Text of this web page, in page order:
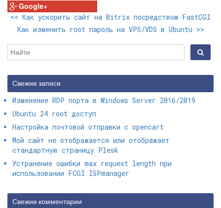
Google+
<< Как ускорить сайт на Bitrix посредством FastCGI
Как изменить root пароль на VPS/VDS в Ubuntu >>
Свежие записи
Изменение RDP порта в Windows Server 2016/2019
Ubuntu 24 root доступ
Настройка почтовой отправки с opencart
Мой сайт не отображается или отображает
стандартную страницу Plesk
Устранение ошибки max request length при
использовании FCGI ISPmanager
Свежие комментарии